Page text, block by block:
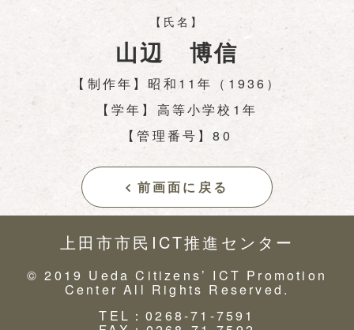
【氏名】
山辺 博信
【制作年】昭和11年（1936）
【学年】高等小学校1年
【管理番号】80
前画面に戻る
上田市市民ICT推進センター
© 2019 Ueda Citizens’ ICT Promotion
Center All Rights Reserved.
TEL：0268-71-7591